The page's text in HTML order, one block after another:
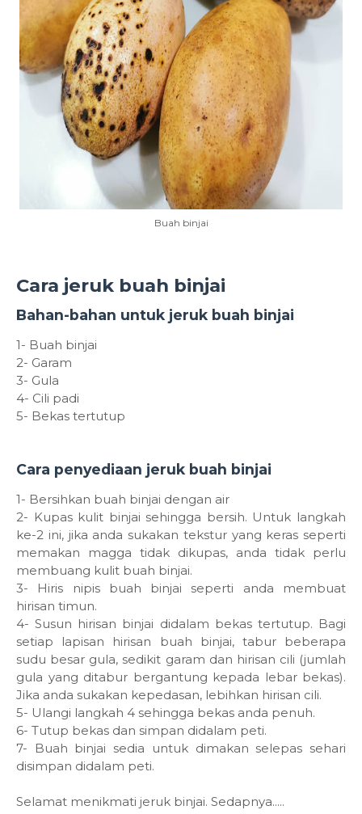
Buah binjai
Cara jeruk buah binjai
Bahan-bahan untuk jeruk buah binjai
1- Buah binjai
2- Garam
3- Gula
4- Cili padi
5- Bekas tertutup
Cara penyediaan jeruk buah binjai
1- Bersihkan buah binjai dengan air
2- Kupas kulit binjai sehingga bersih. Untuk langkah
ke-2 ini, jika anda sukakan tekstur yang keras seperti
memakan magga tidak dikupas, anda tidak perlu
membuang kulit buah binjai.
3- Hiris nipis buah binjai seperti anda membuat
hirisan timun.
4- Susun hirisan binjai didalam bekas tertutup. Bagi
setiap lapisan hirisan buah binjai, tabur beberapa
sudu besar gula, sedikit garam dan hirisan cili (jumlah
gula yang ditabur bergantung kepada lebar bekas).
Jika anda sukakan kepedasan, lebihkan hirisan cili.
5- Ulangi langkah 4 sehingga bekas anda penuh.
6- Tutup bekas dan simpan didalam peti.
7- Buah binjai sedia untuk dimakan selepas sehari
disimpan didalam peti.
Selamat menikmati jeruk binjai. Sedapnya.....